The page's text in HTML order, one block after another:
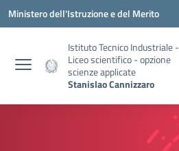
Vai ai contenuti
Vai al menu di navigazione
Vai al footer
Ministero dell'Istruzione e del Merito
Istituto Tecnico Industriale -
Liceo scientifico - opzione
scienze applicate
Stanislao Cannizzaro